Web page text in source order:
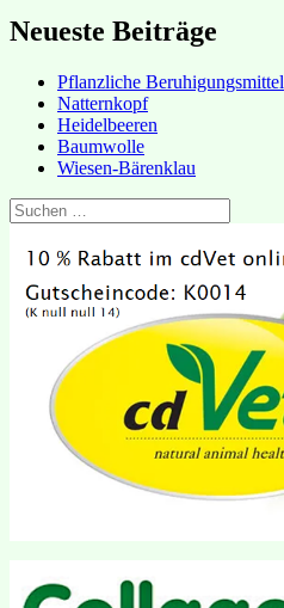
Instagram
Neueste Beiträge
Pflanzliche Beruhigungsmittel
Natternkopf
Heidelbeeren
Baumwolle
Wiesen-Bärenklau
Suchen
nach: